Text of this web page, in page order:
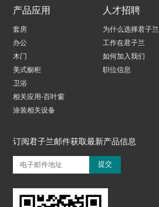
产品应用
套房
办公
木门
美式橱柜
卫浴
相关应用-百叶窗
涂装相关设备
人才招聘
为什么选择君子兰
工作在君子兰
如何加入我们
职位信息
订阅君子兰邮件获取最新产品信息